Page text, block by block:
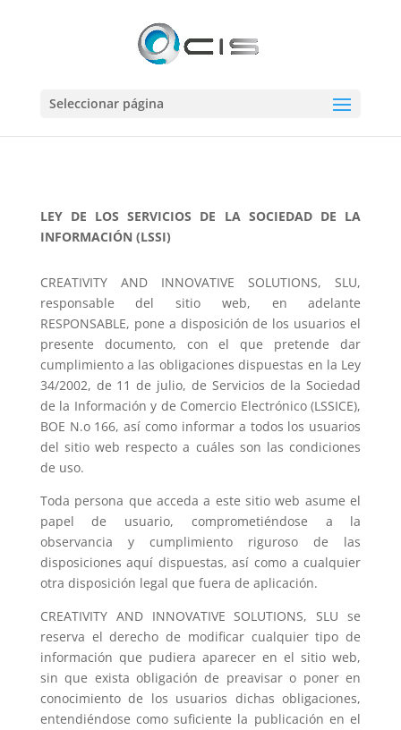
Seleccionar página
LEY DE LOS SERVICIOS DE LA SOCIEDAD DE LA
INFORMACIÓN (LSSI)
CREATIVITY AND INNOVATIVE SOLUTIONS, SLU,
responsable del sitio web, en adelante
RESPONSABLE, pone a disposición de los usuarios el
presente documento, con el que pretende dar
cumplimiento a las obligaciones dispuestas en la Ley
34/2002, de 11 de julio, de Servicios de la Sociedad
de la Información y de Comercio Electrónico (LSSICE),
BOE N.o 166, así como informar a todos los usuarios
del sitio web respecto a cuáles son las condiciones
de uso.
Toda persona que acceda a este sitio web asume el
papel de usuario, comprometiéndose a la
observancia y cumplimiento riguroso de las
disposiciones aquí dispuestas, así como a cualquier
otra disposición legal que fuera de aplicación.
CREATIVITY AND INNOVATIVE SOLUTIONS, SLU se
reserva el derecho de modificar cualquier tipo de
información que pudiera aparecer en el sitio web,
sin que exista obligación de preavisar o poner en
conocimiento de los usuarios dichas obligaciones,
entendiéndose como suficiente la publicación en el